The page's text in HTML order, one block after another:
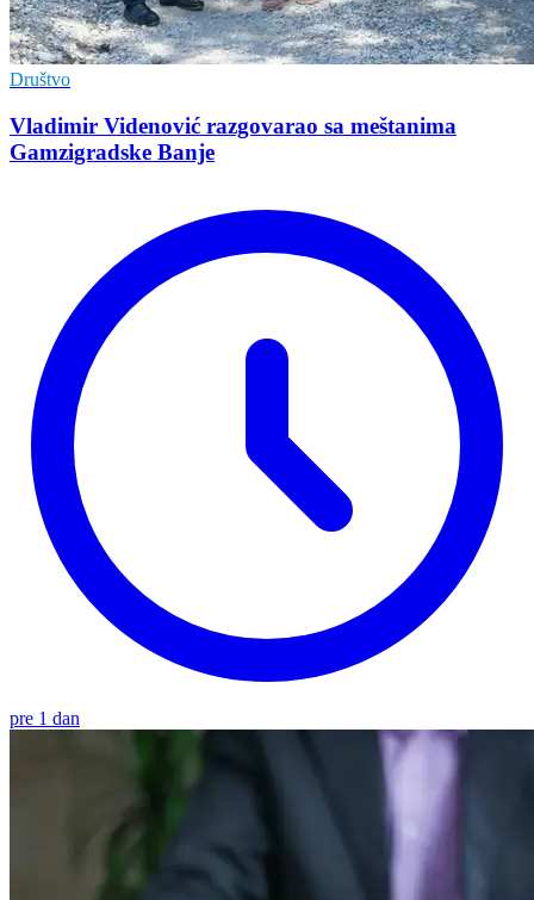
Društvo
Vladimir Vidеnović razgovarao sa mеštanima
Gamzigradskе Banjе
pre 1 dan